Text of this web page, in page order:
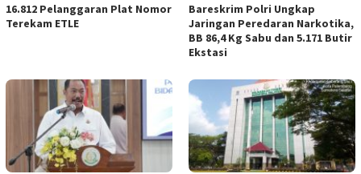
16.812 Pelanggaran Plat Nomor
Terekam ETLE
Bareskrim Polri Ungkap
Jaringan Peredaran Narkotika,
BB 86,4 Kg Sabu dan 5.171 Butir
Ekstasi